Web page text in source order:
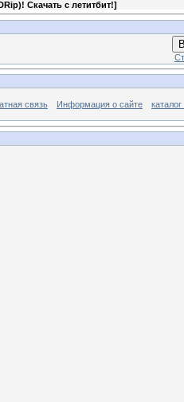
Скачать с летитбит!]
связь Информация о сайте